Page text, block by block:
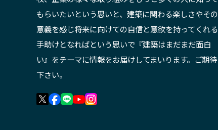
もらいたいという思いと、建築に関わる楽しさやその
意義を感じ将来に向けての自信と意欲を持ってくれる
手助けとなればという思いで『建築はまだまだ面白
い』をテーマに情報をお届けしてまいります。ご期待
下さい。